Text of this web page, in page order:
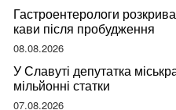
Гастроентерологи
кави після пробудження
08.08.2026
У Славуті депутатка
мільйонні статки
07.08.2026